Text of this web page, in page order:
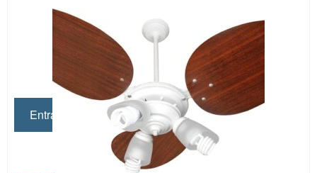
Quer conhecer mais
produtos? Então entre em
nossa loja!
Entrar na Loja...